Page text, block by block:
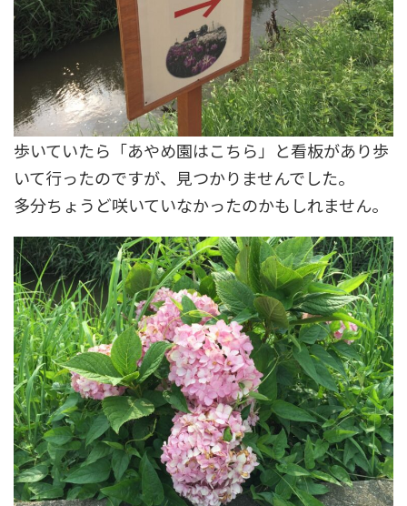
歩いていたら「あやめ園はこちら」と看板があり歩
いて行ったのですが、見つかりませんでした。
多分ちょうど咲いていなかったのかもしれません。